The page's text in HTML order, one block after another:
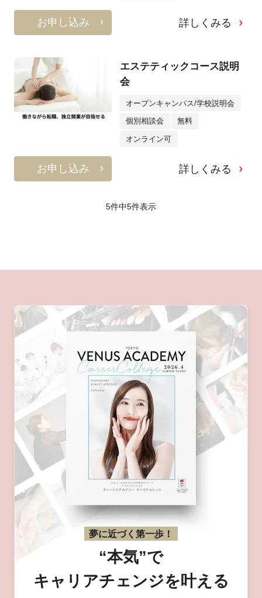
お申し込み 詳しくみる
エステティックコース説明
会
オープンキャンパス/学校説明会
個別相談会 無料
オンライン可
お申し込み 詳しくみる
5件中5件表示
夢に近づく第一歩！
“本気”で
キャリアチェンジを叶える